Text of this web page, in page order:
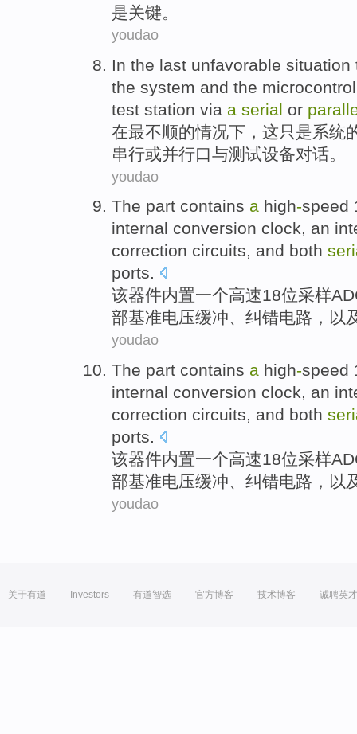
是关键。
youdao
In the last unfavorable situation
the system and the
test station via a serial or
在最不顺的情况下 ， 这 只是系统
串行或并行口与测试设备对话。
youdao
The part contains a high-speed
internal conversion clock, an
correction circuits, and both
ports.
该器件内置一个高速18位采样
部基准电压缓冲、 纠错电路 ， 以
youdao
The part contains a high-speed
internal conversion clock, an
correction circuits, and both
ports.
该器件内置一个高速18位采样
部基准电压缓冲、 纠错电路 ， 以
youdao
关于有道 Investors 有道智选 官方博客 技术博客 诚聘英才